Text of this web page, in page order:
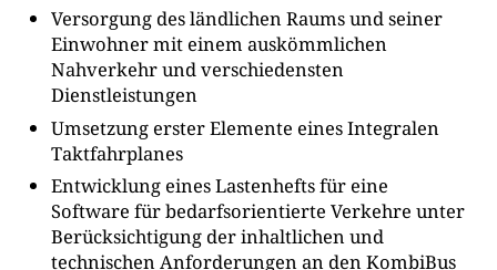
Versorgung des ländlichen Raums und seiner
Einwohner mit einem auskömmlichen
Nahverkehr und verschiedensten
Dienstleistungen
Umsetzung erster Elemente eines Integralen
Taktfahrplanes
Entwicklung eines Lastenhefts für eine
Software für bedarfsorientierte Verkehre unter
Berücksichtigung der inhaltlichen und
technischen Anforderungen an den KombiBus